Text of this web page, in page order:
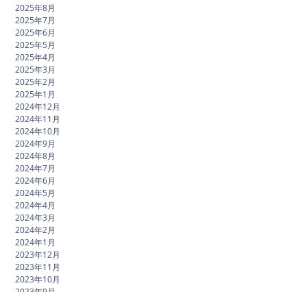
2025年8月
2025年7月
2025年6月
2025年5月
2025年4月
2025年3月
2025年2月
2025年1月
2024年12月
2024年11月
2024年10月
2024年9月
2024年8月
2024年7月
2024年6月
2024年5月
2024年4月
2024年3月
2024年2月
2024年1月
2023年12月
2023年11月
2023年10月